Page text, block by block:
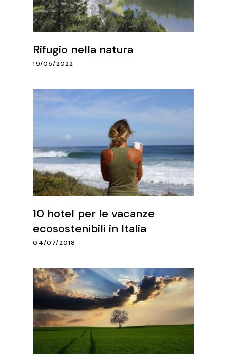
Rifugio nella natura
19/05/2022
10 hotel per le vacanze
ecosostenibili in Italia
04/07/2018